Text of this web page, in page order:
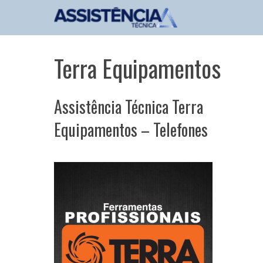
Terra Equipamentos
Assistência Técnica Terra
Equipamentos – Telefones